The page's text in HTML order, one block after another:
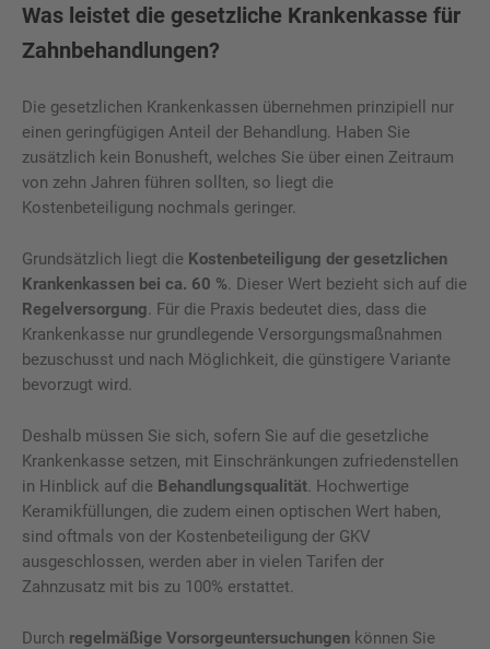
Was leistet die gesetzliche Krankenkasse für
Zahnbehandlungen?
Die gesetzlichen Krankenkassen übernehmen prinzipiell nur
einen geringfügigen Anteil der Behandlung. Haben Sie
zusätzlich kein Bonusheft, welches Sie über einen Zeitraum
von zehn Jahren führen sollten, so liegt die
Kostenbeteiligung nochmals geringer.
Grundsätzlich liegt die Kostenbeteiligung der gesetzlichen
Krankenkassen bei ca. 60 %. Dieser Wert bezieht sich auf die
Regelversorgung. Für die Praxis bedeutet dies, dass die
Krankenkasse nur grundlegende Versorgungsmaßnahmen
bezuschusst und nach Möglichkeit, die günstigere Variante
bevorzugt wird.
Deshalb müssen Sie sich, sofern Sie auf die gesetzliche
Krankenkasse setzen, mit Einschränkungen zufriedenstellen
in Hinblick auf die Behandlungsqualität. Hochwertige
Keramikfüllungen, die zudem einen optischen Wert haben,
sind oftmals von der Kostenbeteiligung der GKV
ausgeschlossen, werden aber in vielen Tarifen der
Zahnzusatz mit bis zu 100% erstattet.
Durch regelmäßige Vorsorgeuntersuchungen können Sie